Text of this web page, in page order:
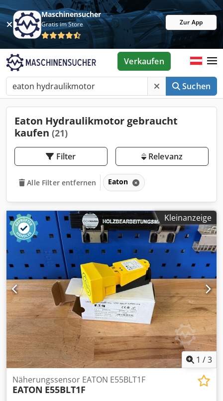
Maschinensucher
Gratis im Store Zur App
Suchen
Verkaufen
Eaton Hydraulikmotor gebraucht
kaufen (21)
Filter Relevanz
Alle Filter entfernen Eaton
Kleinanzeige
1 /3
Näherungssensor EATON E55BLT1F
EATON E55BLT1F